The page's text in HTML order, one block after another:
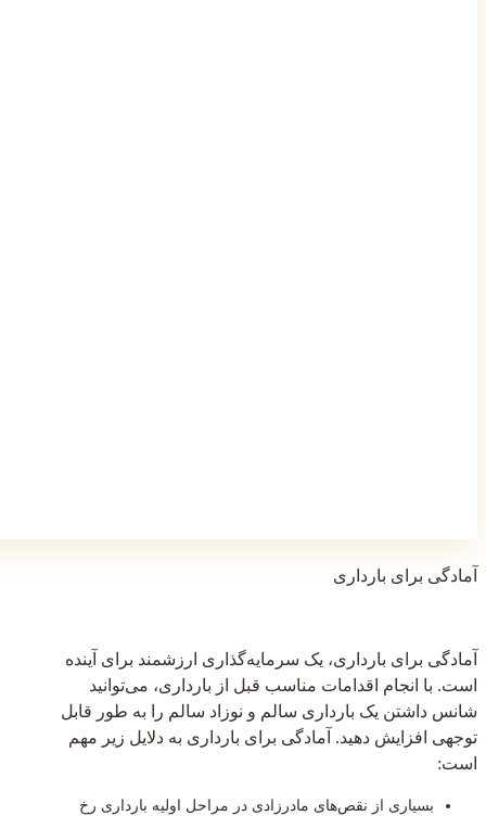
آمادگی برای بارداری
آمادگی برای بارداری، یک سرمایه‌گذاری ارزشمند برای آینده
است. با انجام اقدامات مناسب قبل از بارداری، می‌توانید
شانس داشتن یک بارداری سالم و نوزاد سالم را به طور قابل
توجهی افزایش دهید. آمادگی برای بارداری به دلایل زیر مهم
است:
بسیاری از نقص‌های مادرزادی در مراحل اولیه بارداری رخ